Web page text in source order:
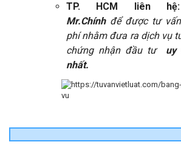
TP. HCM liên hệ:
Mr.Chính để được tư
phí nhằm đưa ra dịch vụ
chứng nhận đầu tư
uy
nhất.